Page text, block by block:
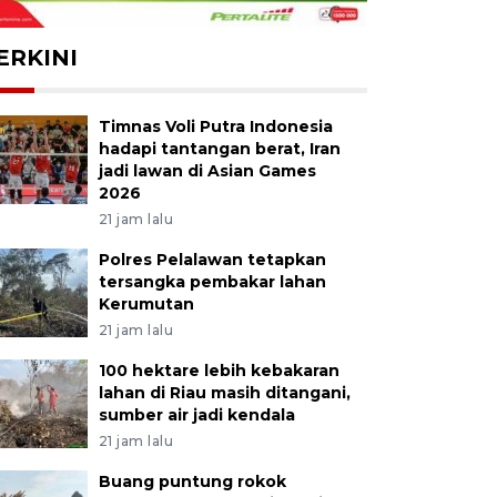
Timnas Voli Putra Indonesia
hadapi tantangan berat, Iran
jadi lawan di Asian Games
2026
21 jam lalu
Polres Pelalawan tetapkan
tersangka pembakar lahan
Kerumutan
21 jam lalu
100 hektare lebih kebakaran
lahan di Riau masih ditangani,
sumber air jadi kendala
21 jam lalu
Buang puntung rokok